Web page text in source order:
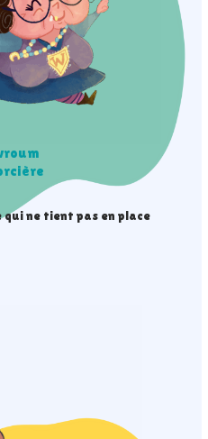
qui ne tient pas en place